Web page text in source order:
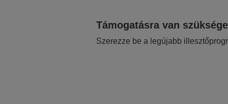
Támogatásra van
Szerezze be a legújabb